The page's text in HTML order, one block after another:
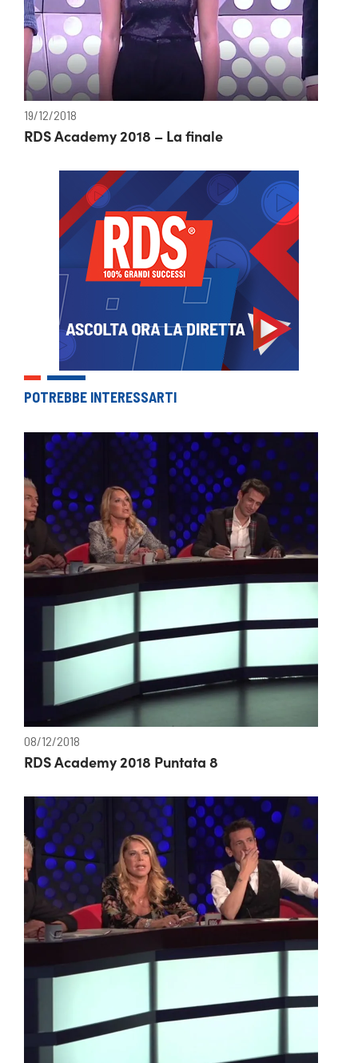
19/12/2018
RDS Academy 2018 – La finale
POTREBBE INTERESSARTI
08/12/2018
RDS Academy 2018 Puntata 8